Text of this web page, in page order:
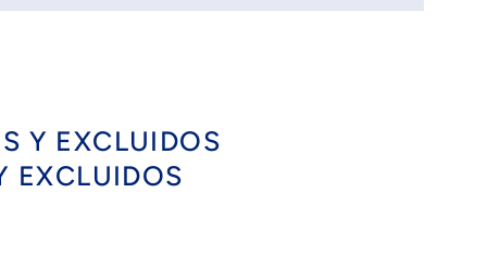
Y EXCLUIDOS
EXCLUIDOS